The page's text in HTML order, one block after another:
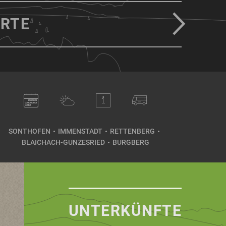
SONTHOFEN IMMENSTADT
RETTENBERG
BLAICHACH-GUNZESRIED
BURGBERG
UNTERKÜNFTE